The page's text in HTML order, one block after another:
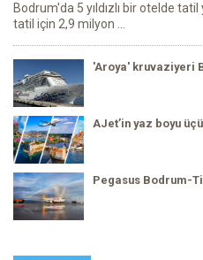
Bodrum'da 5 yıldızlı bir otelde
tatil için 2,9 milyon ...
'Aroya' kruvaziyeri
AJet’in yaz boyu
Pegasus Bodrum-